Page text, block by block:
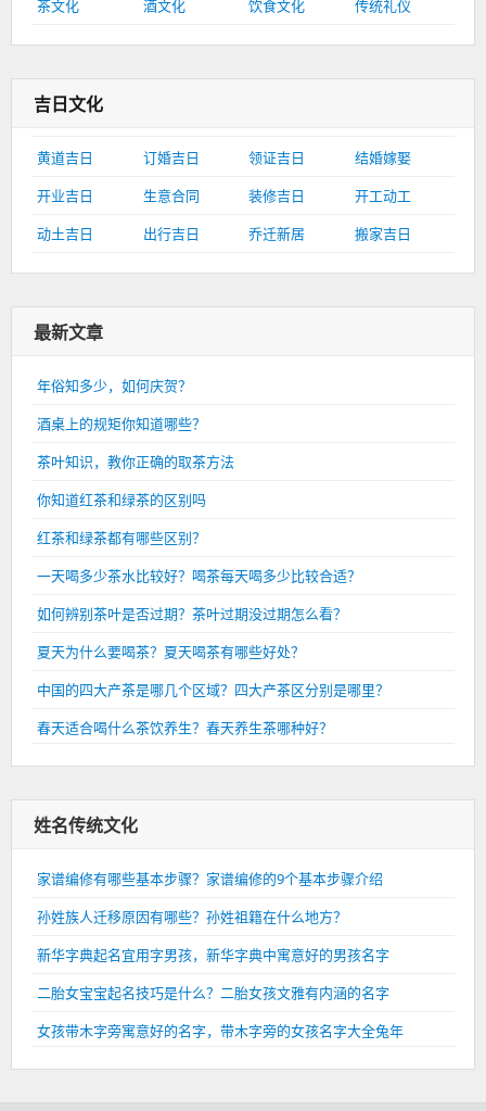
茶文化 酒文化 饮食文化 传统礼仪
吉日文化
黄道吉日 订婚吉日 领证吉日
结婚嫁娶
开业吉日
生意合同 装修吉日
开工动工
动土吉日
出行吉日 乔迁新居 搬家吉日
最新文章
年俗知多少，如何庆贺？
酒桌上的规矩你知道哪些？
茶叶知识，教你正确的取茶方法
你知道红茶和绿茶的区别吗
红茶和绿茶都有哪些区别？
一天喝多少茶水比较好？喝茶每天喝多少比较合适？
如何辨别茶叶是否过期？茶叶过期没过期怎么看？
夏天为什么要喝茶？夏天喝茶有哪些好处？
中国的四大产茶是哪几个区域？四大产茶区分别是哪里？
春天适合喝什么茶饮养生？春天养生茶哪种好？
姓名传统文化
家谱编修有哪些基本步骤？家谱编修的9个基本步骤介绍
孙姓族人迁移原因有哪些？孙姓祖籍在什么地方？
新华字典起名宜用字男孩，新华字典中寓意好的男孩名字
二胎女宝宝起名技巧是什么？二胎女孩文雅有内涵的名字
女孩带木字旁寓意好的名字，带木字旁的女孩名字大全兔年